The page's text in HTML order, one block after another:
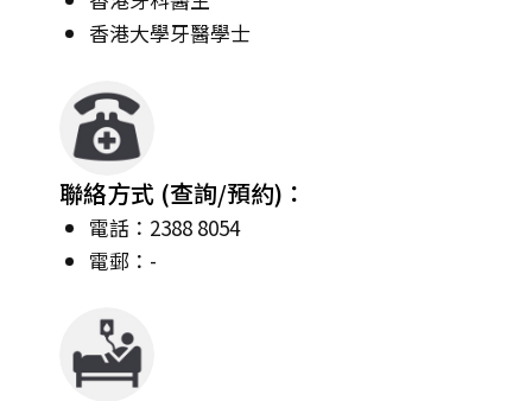
香港大學牙醫學士
聯絡方式 (查詢/預約)：
電話：2388 8054
電郵：-